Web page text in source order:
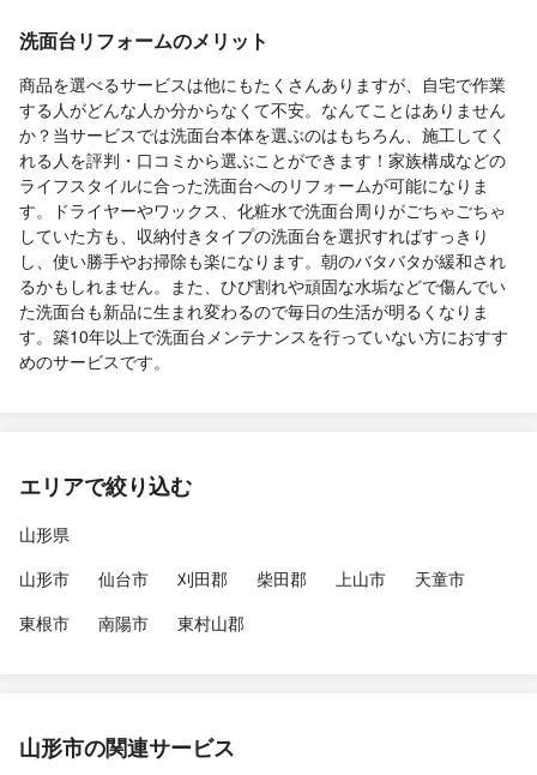
洗面台リフォームのメリット
商品を選べるサービスは他にもたくさんありますが、自宅で作業
する人がどんな人か分からなくて不安。なんてことはありません
か？当サービスでは洗面台本体を選ぶのはもちろん、施工してく
れる人を評判・口コミから選ぶことができます！家族構成などの
ライフスタイルに合った洗面台へのリフォームが可能になりま
す。ドライヤーやワックス、化粧水で洗面台周りがごちゃごちゃ
していた方も、収納付きタイプの洗面台を選択すればすっきり
し、使い勝手やお掃除も楽になります。朝のバタバタが緩和され
るかもしれません。また、ひび割れや頑固な水垢などで傷んでい
た洗面台も新品に生まれ変わるので毎日の生活が明るくなりま
す。築10年以上で洗面台メンテナンスを行っていない方におすす
めのサービスです。
エリアで絞り込む
山形県
山形市
仙台市 刈田郡 柴田郡 上山市
天童市
東根市
南陽市 東村山郡
山形市の関連サービス